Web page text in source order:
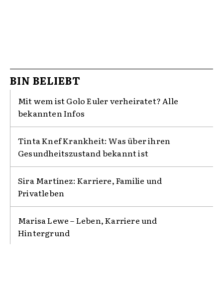
BIN BELIEBT
Mit wem ist Golo Euler verheiratet? Alle
bekannten Infos
Tinta Knef Krankheit: Was über ihren
Gesundheitszustand bekannt ist
Sira Martínez: Karriere, Familie und
Privatleben
Marisa Lewe – Leben, Karriere und
Hintergrund